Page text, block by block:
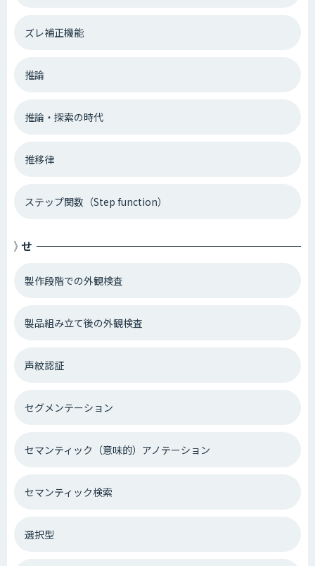
ズレ補正機能
推論
推論・探索の時代
推移律
ステップ関数（Step function）
せ
製作段階での外観検査
製品組み立て後の外観検査
声紋認証
セグメンテーション
セマンティック（意味的）アノテーション
セマンティック検索
選択型